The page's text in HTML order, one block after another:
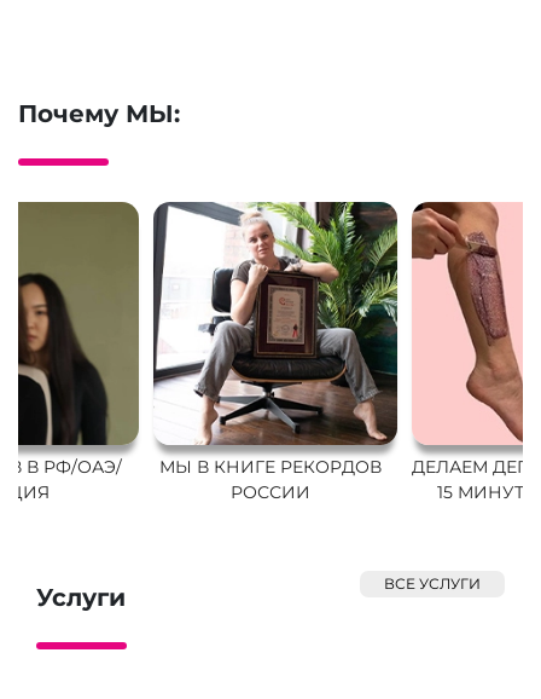
Почему МЫ:
В РФ/ОАЭ/
МЫ В КНИГЕ РЕКОРДОВ
РОССИИ
ДЕЛАЕМ
15 МИНУТ
Услуги ВСЕ УСЛУГИ